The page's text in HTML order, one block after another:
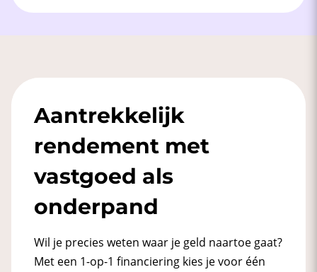
Aantrekkelijk
rendement met
vastgoed als
onderpand
Wil je precies weten waar je geld naartoe gaat?
Met een 1-op-1 financiering kies je voor één